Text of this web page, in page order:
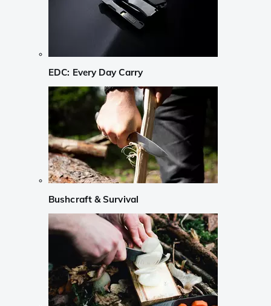
EDC: Every Day Carry
Bushcraft & Survival